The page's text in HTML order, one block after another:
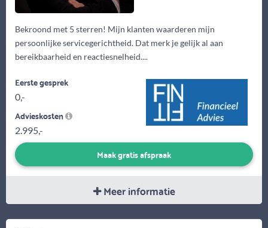
Bekroond met 5 sterren! Mijn klanten waarderen mijn
persoonlijke servicegerichtheid. Dat merk je gelijk al aan
bereikbaarheid en reactiesnelheid....
Eerste gesprek
0,-
Advieskosten
2.995,-
Maak gratis afspraak
Meer informatie